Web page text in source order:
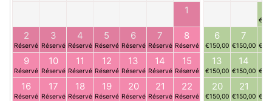
1
2
Réservé
3
Réservé
4
Réservé
5
Réservé
6
Réservé
7
Réservé
8
Réservé
9
Réservé
10
Réservé
11
Réservé
12
Réservé
13
Réservé
14
Réservé
15
Réservé
16
Réservé
17
Réservé
18
Réservé
19
Réservé
20
Réservé
21
Réservé
22
Réservé
6
€150,00
7
€150,00
13
€150,00
14
€150,00
20
€150,00
21
€150,00